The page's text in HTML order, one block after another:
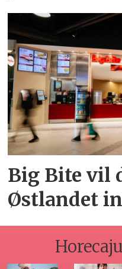
Big Bite vil
Østlandet